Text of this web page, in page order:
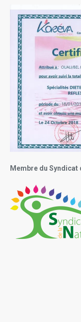
Membre du